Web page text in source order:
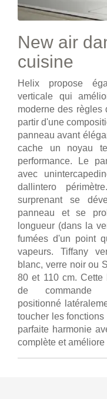
New air
cuisine
Helix propose
verticale qui
moderne des règles
partir d'une
panneau avant
cache un noyau
performance. Le
avec
dallintero
surprenant se
panneau et se
longueur (dans la
fumées d'un point
vapeurs. Tiffany
blanc, verre noir ou
80 et 110 cm. Cette
de commande
positionné
toucher les
parfaite harmonie
complète et